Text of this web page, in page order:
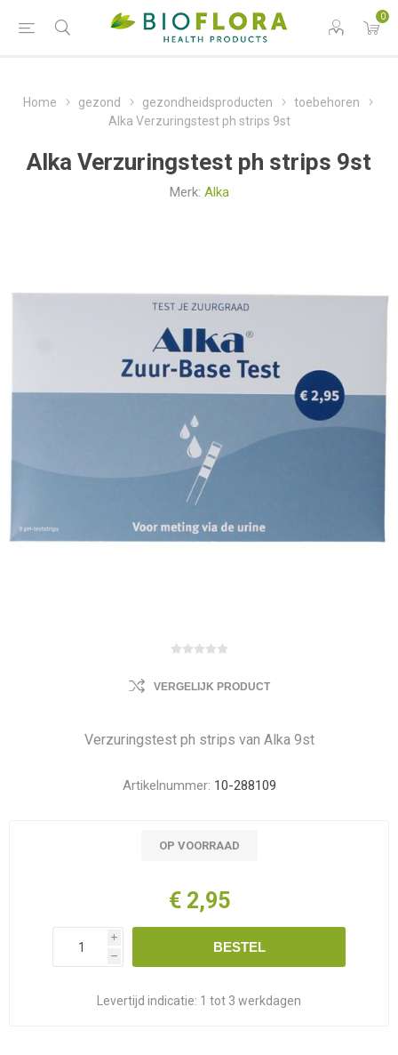
0
Home gezond gezondheidsproducten
toebehoren
Alka Verzuringstest ph strips 9st
Alka Verzuringstest ph strips 9st
Merk: Alka
VERGELIJK PRODUCT
Verzuringstest ph strips van Alka 9st
Artikelnummer: 10-288109
OP VOORRAAD
€ 2,95
i
h
BESTEL
Levertijd indicatie: 1 tot 3 werkdagen